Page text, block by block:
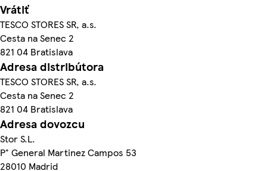
Vrátiť
TESCO STORES SR, a.s.
Cesta na Senec 2
821 04 Bratislava
Adresa distribútora
TESCO STORES SR, a.s.
Cesta na Senec 2
821 04 Bratislava
Adresa dovozcu
Stor S.L.
P° General Martinez Campos 53
28010 Madrid